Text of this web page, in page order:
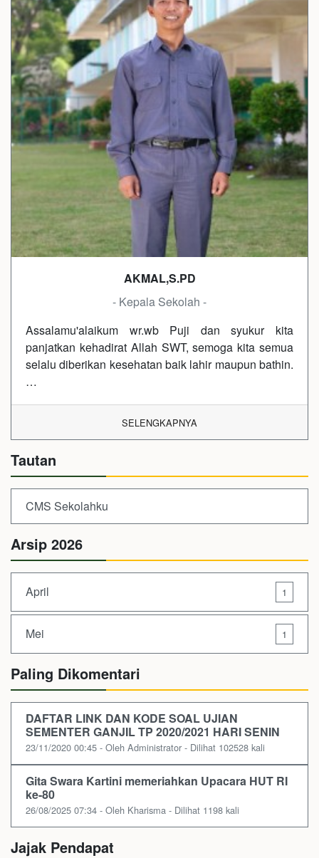
AKMAL,S.PD
- Kepala Sekolah -
Assalamu'alaikum wr.wb Puji dan syukur kita
panjatkan kehadirat Allah SWT, semoga kita semua
selalu diberikan kesehatan baik lahir maupun bathin.
…
SELENGKAPNYA
Tautan
CMS Sekolahku
Arsip 2026
April 1
Mei 1
Paling Dikomentari
DAFTAR LINK DAN KODE SOAL UJIAN
SEMENTER GANJIL TP 2020/2021 HARI SENIN
23/11/2020 00:45 - Oleh Administrator - Dilihat 102528 kali
Gita Swara Kartini memeriahkan Upacara HUT RI
ke-80
26/08/2025 07:34 - Oleh Kharisma - Dilihat 1198 kali
Jajak Pendapat